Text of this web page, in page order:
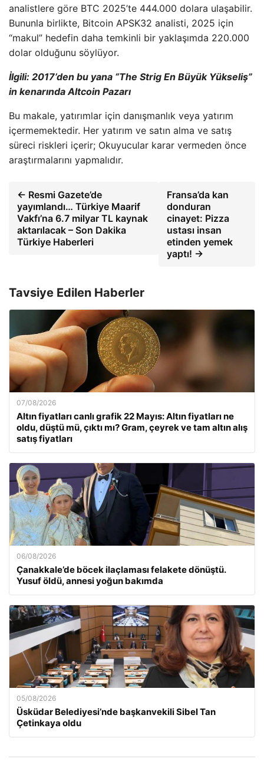
analistlere göre BTC 2025’te 444.000 dolara ulaşabilir.
Bununla birlikte, Bitcoin APSK32 analisti, 2025 için
“makul” hedefin daha temkinli bir yaklaşımda 220.000
dolar olduğunu söylüyor.
İlgili: 2017’den bu yana “The Strig En Büyük Yükseliş”
in kenarında Altcoin Pazarı
Bu makale, yatırımlar için danışmanlık veya yatırım
içermemektedir. Her yatırım ve satın alma ve satış
süreci riskleri içerir; Okuyucular karar vermeden önce
araştırmalarını yapmalıdır.
← Resmi Gazete’de
yayımlandı… Türkiye Maarif
Vakfı’na 6.7 milyar TL kaynak
aktarılacak – Son Dakika
Türkiye Haberleri
Fransa’da kan
donduran
cinayet: Pizza
ustası insan
etinden yemek
yaptı! →
Tavsiye Edilen Haberler
07/08/2026
Altın fiyatları canlı grafik 22 Mayıs: Altın fiyatları ne
oldu, düştü mü, çıktı mı? Gram, çeyrek ve tam altın alış
satış fiyatları
06/08/2026
Çanakkale’de böcek ilaçlaması felakete dönüştü.
Yusuf öldü, annesi yoğun bakımda
05/08/2026
Üsküdar Belediyesi’nde başkanvekili Sibel Tan
Çetinkaya oldu